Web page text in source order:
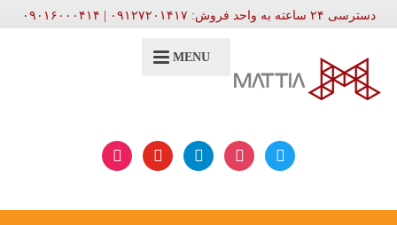
دسترسی ۲۴ ساعته به واحد فروش: ۰۹۱۲۷۲۰۱۴۱۷ | ۰۹۰۱۶۰۰۰۴۱۴
MENU
twitter
instagram
telegram
youtube
aparat